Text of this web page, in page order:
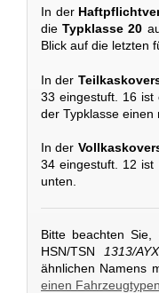
In der
dieTypklasse 20
Blick auf die letzten
In der
33 eingestuft. 16 ist
der Typklasse einen
In der
34 eingestuft. 12 ist
unten.
Bitte beachten
HSN/TSN
1313/AYX
ähnlichen Namens
einen